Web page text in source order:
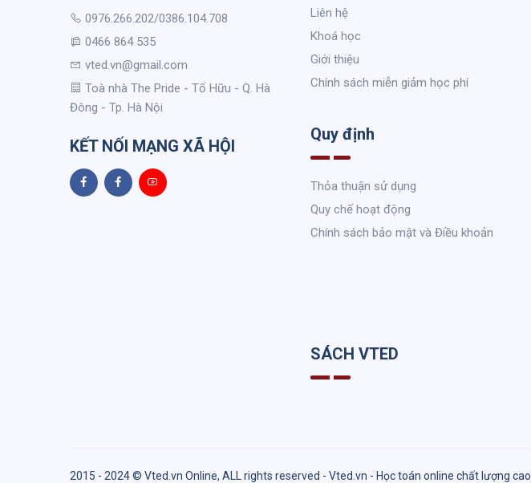
0976.266.202/0386.104.708
0466 864 535
vted.vn@gmail.com
Toà nhà The Pride - Tố Hữu - Q. Hà
Đông - Tp. Hà Nội
KẾT NỐI MẠNG XÃ HỘI
Liên hệ
Khoá học
Giới thiệu
Chính sách miễn giảm học phí
Quy định
Thỏa thuận sử dụng
Quy chế hoạt động
Chính sách bảo mật và Điều khoản
SÁCH VTED
2015 - 2024 © Vted.vn Online, ALL rights reserved - Vted.vn - Học toán online chất lượng cao